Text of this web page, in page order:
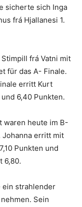
sicherte sich Inga
frá Hjallanesi 1.
frá Vatni mit
für das A- Finale.
erritt Kurt
6,40 Punkten.
waren heute im B-
Johanna erritt mit
Punkten und
6,80.
ein strahlender
Sein